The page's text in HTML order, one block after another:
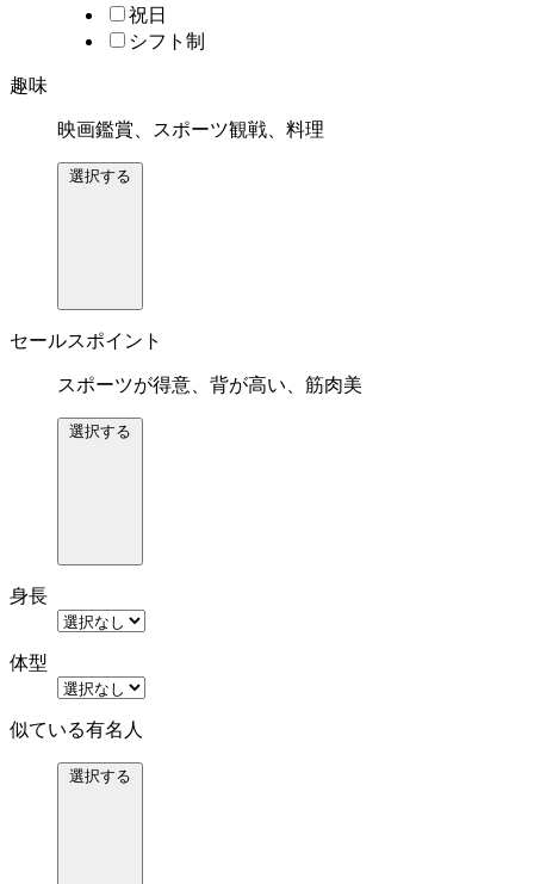
祝日
シフト制
趣味
映画鑑賞、スポーツ観戦、料理
選択する
セールスポイント
スポーツが得意、背が高い、筋肉美
選択する
身長
体型
似ている有名人
選択する